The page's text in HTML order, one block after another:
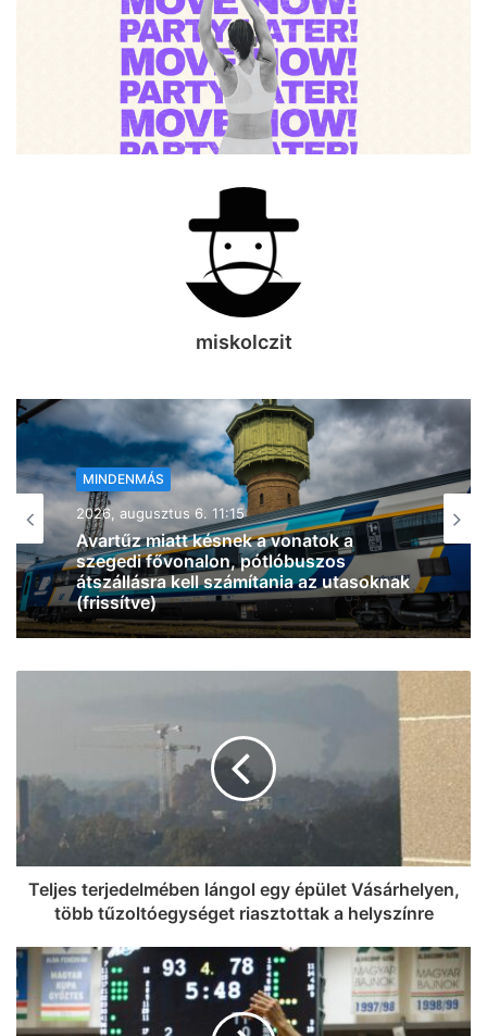
miskolczit
MINDENMÁS
2026, augusztus 6. 10:41
Tűz ütött ki egy lakóház pincéjében
Szentesen, légzésvédelem mellett
oltottak a tűzoltók
Teljes terjedelmében lángol egy épület Vásárhelyen,
több tűzoltóegységet riasztottak a helyszínre